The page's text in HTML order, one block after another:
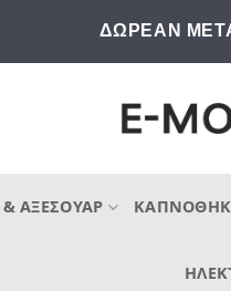
ΔΩΡΕΑΝ
ΑΞΕΣΟΥΆΡ